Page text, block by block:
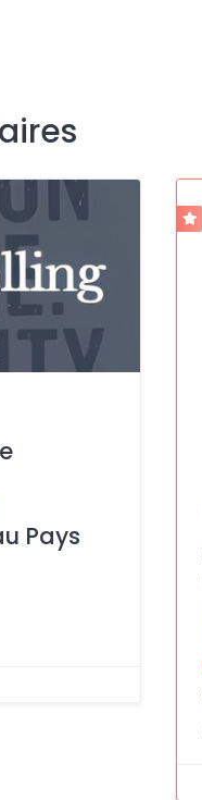
Pays